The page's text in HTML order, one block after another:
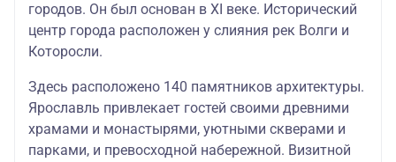
городов. Он был основан в XI веке. Исторический
центр города расположен у слияния рек Волги и
Которосли.
Здесь расположено 140 памятников архитектуры.
Ярославль привлекает гостей своими древними
храмами и монастырями, уютными скверами и
парками, и превосходной набережной. Визитной